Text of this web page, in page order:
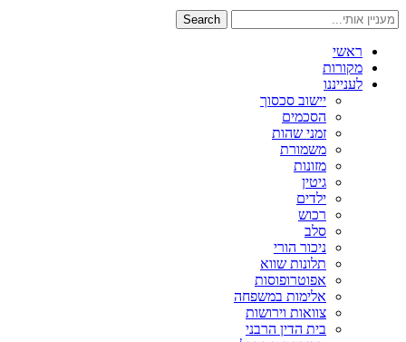
Search
ראשי
מקורות
לענייננו
יישוב סכסוך
הסכמים
זמני שהות
משמורת
מזונות
גיטין
ילדים
רכוש
סלב
ניכור הורי
תלונות שווא
אפוטרופוסות
אלימות במשפחה
צוואות וירושות
בית הדין הרבני